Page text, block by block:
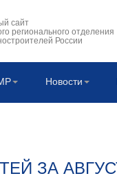
сайт
регионального отделения
России
Новости
ЗА